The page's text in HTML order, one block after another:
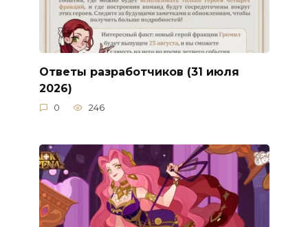
Ответы разработчиков (31 июля
2026)
0 246